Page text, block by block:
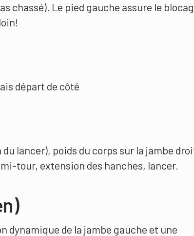
chassé). Le pied gauche assure le
départ de côté
lancer), poids du corps sur la jambe
tour, extension des hanches, lancer.
dynamique de la jambe gauche et une